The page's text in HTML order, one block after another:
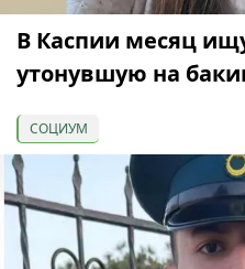
В Каспии месяц
утонувшую на
СОЦИУМ